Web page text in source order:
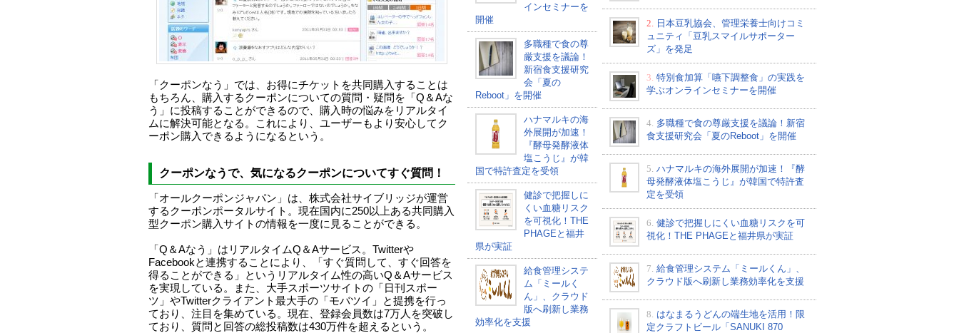
「クーポンなう」では、お得にチケットを共同購入することは
もちろん、購入するクーポンについての質問・疑問を「Q＆Aな
う」に投稿することができるので、購入時の悩みをリアルタイ
ムに解決可能となる。これにより、ユーザーもより安心してク
ーポン購入できるようになるという。
クーポンなうで、気になるクーポンについてすぐ質問！
「オールクーポンジャパン」は、株式会社サイブリッジが運営
するクーポンポータルサイト。現在国内に250以上ある共同購入
型クーポン購入サイトの情報を一度に見ることができる。
「Q＆Aなう」はリアルタイムQ＆Aサービス。Twitterや
Facebookと連携することにより、「すぐ質問して、すぐ回答を
得ることができる」というリアルタイム性の高いQ＆Aサービス
を実現している。また、大手スポーツサイトの「日刊スポー
ツ」やTwitterクライアント最大手の「モバツイ」と提携を行っ
ており、注目を集めている。現在、登録会員数は7万人を突破し
ており、質問と回答の総投稿数は430万件を超えるという。
インセミナーを
開催
多職種で食の尊
厳支援を議論！
新宿食支援研究
会「夏の
Reboot」を開催
ハナマルキの海
外展開が加速！
『酵母発酵液体
塩こうじ』が韓
国で特許査定を受領
健診で把握しに
くい血糖リスク
を可視化！THE
PHAGEと福井
県が実証
給食管理システ
ム「ミールく
ん」、クラウド
版へ刷新し業務
効率化を支援
2.
日本豆乳協会、管理栄養士向けコミ
ュニティ「豆乳スマイルサポーター
ズ」を発足
3. 特別食加算「嚥下調整食」の実践を
学ぶオンラインセミナーを開催
4. 多職種で食の尊厳支援を議論！新宿
食支援研究会「夏のReboot」を開催
5. ハナマルキの海外展開が加速！『酵
母発酵液体塩こうじ』が韓国で特許査
定を受領
6. 健診で把握しにくい血糖リスクを可
視化！THE PHAGEと福井県が実証
7. 給食管理システム「ミールくん」、
クラウド版へ刷新し業務効率化を支援
8. はなまるうどんの端生地を活用！限
定クラフトビール「SANUKI 870